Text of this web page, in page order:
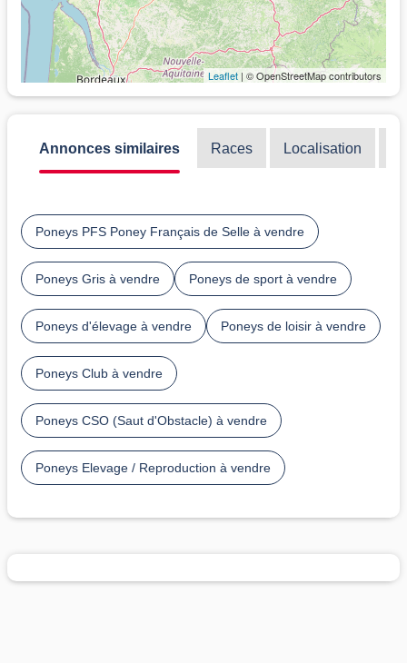
Leaflet | © OpenStreetMap contributors
Annonces similaires Races Localisation
Poneys PFS Poney Français de Selle à vendre
Poneys Gris à vendre Poneys de sport à vendre
Poneys d'élevage à vendre Poneys de loisir à vendre
Poneys Club à vendre
Poneys CSO (Saut d'Obstacle) à vendre
Poneys Elevage / Reproduction à vendre